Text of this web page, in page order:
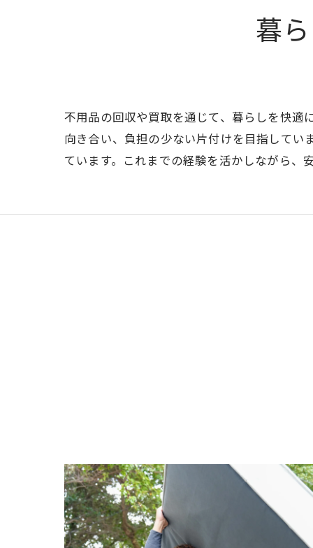
暮
不用品の回収や買取を通じて、暮らしを快適
向き合い、負担の少ない片付けを目指してい
ています。これまでの経験を活かしながら、